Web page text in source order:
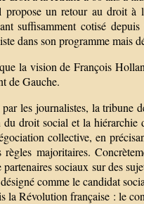
propose un retour au droit
suffisamment cotisé
dans son programme mais
la vision de François
de Gauche.
par les journalistes, la
droit social et la
collective, en
règles majoritaires.
partenaires sociaux sur des
comme le candidat
la Révolution française : le